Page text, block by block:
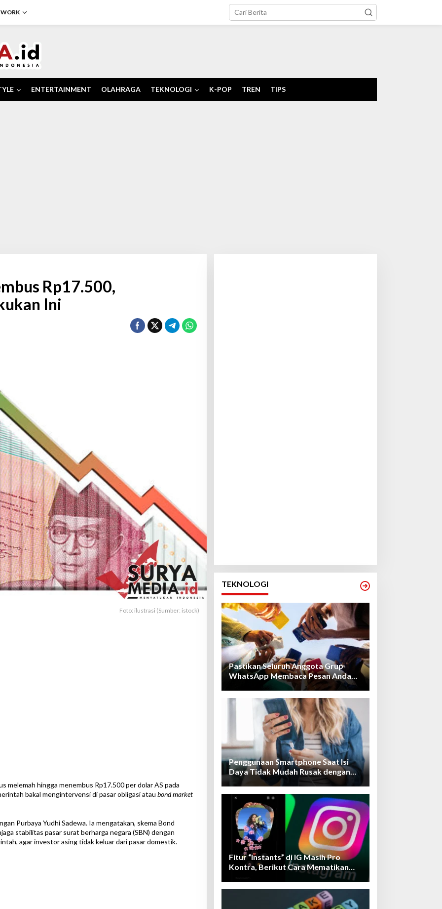
ENTERTAINMENT OLAHRAGA TEKNOLOGI K-POP TREN TIPS
Rp17.500,
Ini
Foto: ilustrasi (Sumber: istock)
melemah hingga menembus Rp17.500 per dolar AS pada
bakal mengintervensi di pasar obligasi atau bond market
Purbaya Yudhi Sadewa. Ia mengatakan, skema Bond
stabilitas pasar surat berharga negara (SBN) dengan
agar investor asing tidak keluar dari pasar domestik.
TEKNOLOGI
Pastikan Seluruh Anggota Grup
WhatsApp Membaca Pesan Anda
dengan Cara Ini!
Penggunaan Smartphone Saat Isi
Daya Tidak Mudah Rusak dengan
Teknologi Ini
Fitur “Instants” di IG Masih Pro
Kontra, Berikut Cara Mematikan